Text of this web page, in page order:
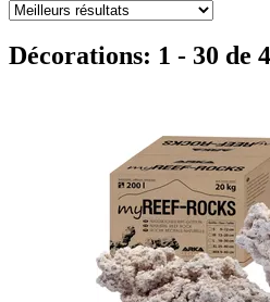
Décorations: 1 - 30 de